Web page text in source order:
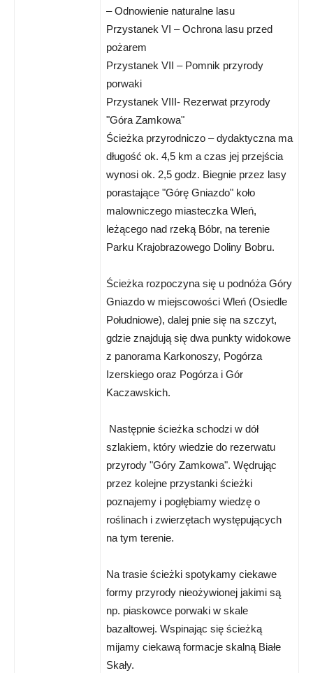
– Odnowienie naturalne lasu
Przystanek VI – Ochrona lasu przed
pożarem
Przystanek VII – Pomnik przyrody
porwaki
Przystanek VIII- Rezerwat przyrody
"Góra Zamkowa"
Ścieżka przyrodniczo – dydaktyczna ma
długość ok. 4,5 km a czas jej przejścia
wynosi ok. 2,5 godz. Biegnie przez lasy
porastające "Górę Gniazdo" koło
malowniczego miasteczka Wleń,
leżącego nad rzeką Bóbr, na terenie
Parku Krajobrazowego Doliny Bobru.
Ścieżka rozpoczyna się u podnóża Góry
Gniazdo w miejscowości Wleń (Osiedle
Południowe), dalej pnie się na szczyt,
gdzie znajdują się dwa punkty widokowe
z panorama Karkonoszy, Pogórza
Izerskiego oraz Pogórza i Gór
Kaczawskich.
Następnie ścieżka schodzi w dół
szlakiem, który wiedzie do rezerwatu
przyrody "Góry Zamkowa". Wędrując
przez kolejne przystanki ścieżki
poznajemy i pogłębiamy wiedzę o
roślinach i zwierzętach występujących
na tym terenie.
Na trasie ścieżki spotykamy ciekawe
formy przyrody nieożywionej jakimi są
np. piaskowce porwaki w skale
bazaltowej. Wspinając się ścieżką
mijamy ciekawą formacje skalną Białe
Skały.